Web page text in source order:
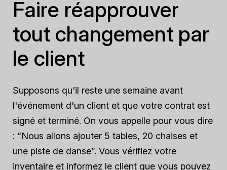
Faire réapprouver
tout changement par
le client
Supposons qu'il reste une semaine avant
l'événement d'un client et que votre contrat est
signé et terminé. On vous appelle pour vous dire
: “Nous allons ajouter 5 tables, 20 chaises et
une piste de danse”. Vous vérifiez votre
inventaire et informez le client que vous pouvez